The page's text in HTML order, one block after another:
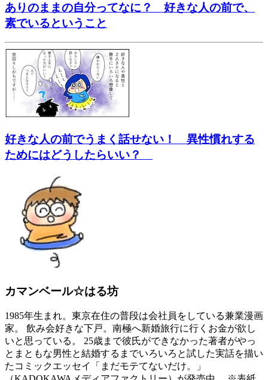
ありのままの自分ってなに？ 好きな人の前で、
素でいるということ
好きな人の前でうまく話せない！ 異性慣れする
ためにはどうしたらいい？
カマンベール☆はる坊
1985年生まれ。東京在住の普段は会社員をしている兼業漫画
家。 飲み会好きな下戸。南極へ新婚旅行に行くお金が欲し
いと思っている。 25歳まで彼氏ができなかった著者がやっ
とまともな男性と結婚するまでいろいろと試した実話を描い
たコミックエッセイ「まだモテてないだけ。」